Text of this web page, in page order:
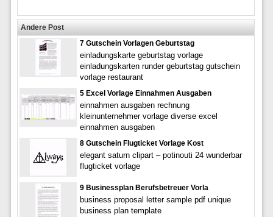
Andere Post
7 Gutschein Vorlagen Geburtstag
einladungskarte geburtstag vorlage
einladungskarten runder geburtstag gutschein
vorlage restaurant
5 Excel Vorlage Einnahmen Ausgaben
einnahmen ausgaben rechnung
kleinunternehmer vorlage diverse excel
einnahmen ausgaben
8 Gutschein Flugticket Vorlage Kost
elegant saturn clipart – potinouti 24 wunderbar
flugticket vorlage
9 Businessplan Berufsbetreuer Vorla
business proposal letter sample pdf unique
business plan template